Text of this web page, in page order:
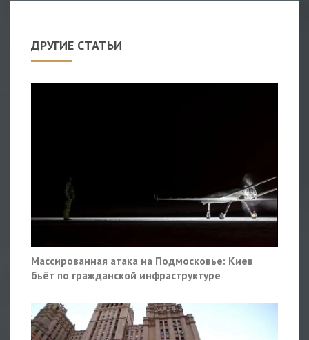
ДРУГИЕ СТАТЬИ
Массированная атака на Подмосковье: Киев
бьёт по гражданской инфраструктуре